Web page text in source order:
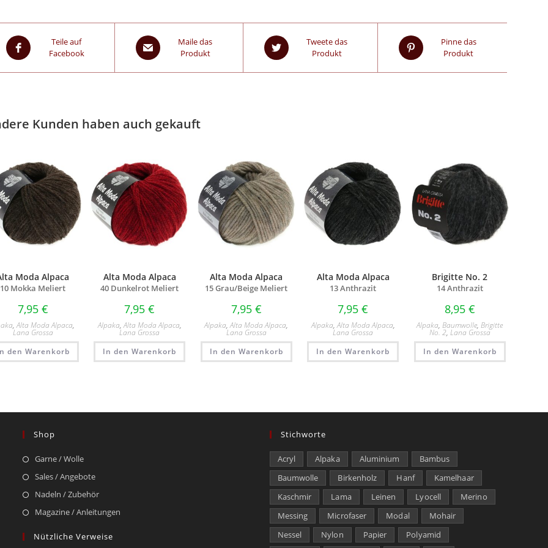
Teile auf
Facebook
Maile das
Produkt
Tweete das
Produkt
Pinne das
Produkt
Kunden haben auch gekauft
Moda Alpaca
10 Mokka Meliert
7,95 €
,Alta Moda Alpaca,
Lana Grossa
den Warenkorb
Alta Moda Alpaca
40 Dunkelrot Meliert
7,95€
Alpaka,Alta Moda Alpaca,
Lana Grossa
In den Warenkorb
Alta Moda Alpaca
15 Grau/Beige Meliert
7,95 €
Alpaka,Alta Moda Alpaca,
Lana Grossa
In den Warenkorb
Alta Moda Alpaca
13 Anthrazit
7,95€
Alpaka,Alta Moda Alpaca,
Lana Grossa
In den Warenkorb
Brigitte No. 2
14 Anthrazit
8,95 €
Alpaka,Baumwolle,Brigitte
No. 2, Lana Grossa
In den Warenkorb
Shop
Garne / Wolle
Sales / Angebote
Nadeln / Zubehör
Magazine / Anleitungen
Nützliche Verweise
Stichworte
Acryl Alpaka Aluminium
Bambus
Baumwolle
Birkenholz Hanf
Kamelhaar
Kaschmir
Lama Leinen Lyocell
Merino
Messing
Microfaser Modal
Mohair
Nessel
Nylon Papier Polyamid